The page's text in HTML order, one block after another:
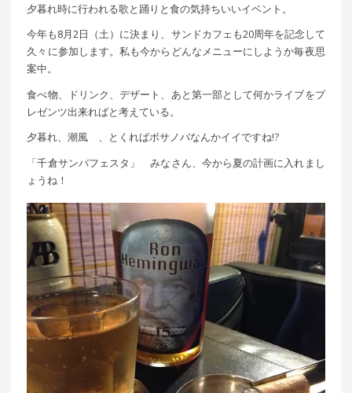
夕暮れ時に行われる歌と踊りと食の気持ちいいイベント。
今年も8月2日（土）に決まり、サンドカフェも20周年を記念して
久々に参加します。私も今からどんなメニューにしようか毎夜思
案中。
食べ物、ドリンク、デザート、あと第一部として何かライブをプ
レゼンツ出来ればと考えている。
夕暮れ、潮風 、とくればボサノバなんかイイですね!?
「千倉サンバフェスタ」 みなさん、今から夏の計画に入れまし
ょうね！